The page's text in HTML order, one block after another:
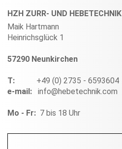
HZH ZURR- UND HEBETECHNIK
Maik Hartmann
Heinrichsglück 1
57290 Neunkirchen
T: +49 (0) 2735 - 6593604
e-mail: info@hebetechnik.com
Mo - Fr: 7 bis 18 Uhr